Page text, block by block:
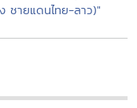
ชายแดนไทย-ลาว)"